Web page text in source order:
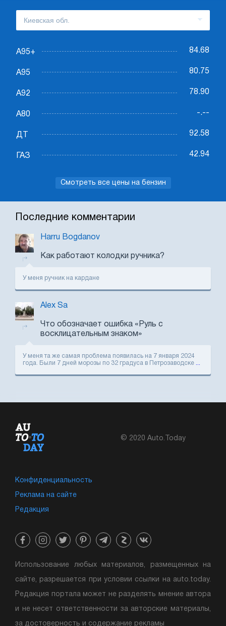
А95+ 84.68
А95 80.75
А92 78.90
А80 -.--
ДТ 92.58
ГАЗ 42.94
Смотреть все цены на бензин
Последние комментарии
Harru Bogdanov
Как работают колодки ручника?
У меня ручник на кардане
Alex Sa
Что обозначает ошибка «Руль с
восклицательным знаком»
У меня та же самая проблема появилась на 7 января 2024
года. Были 7 дней морозы по 32 градуса в Петрозаводске
© 2020 Auto.Today
Конфиденциальность
Реклама на сайте
Редакция
Использование любых материалов, размещенных на
сайте, разрешается при условии ссылки на auto.today.
Редакция портала может не разделять мнение автора
и не несет ответственности за авторские материалы,
за достоверность и содержание рекламы